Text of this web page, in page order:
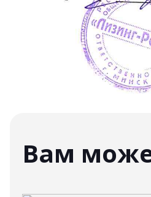
Вам